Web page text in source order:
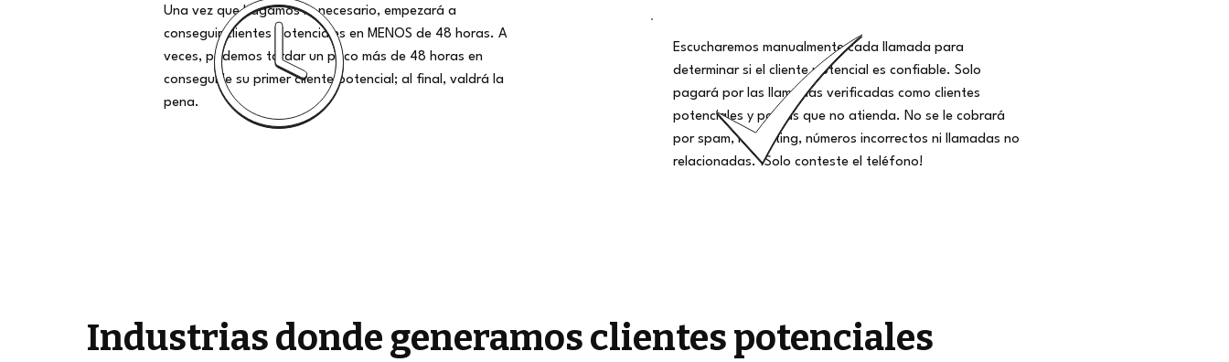
Una vez que hagamos lo necesario, empezará a
conseguir clientes potenciales en MENOS de 48 horas. A
veces, podemos tardar un poco más de 48 horas en
conseguirle su primer cliente potencial; al final, valdrá la
pena.
Escucharemos manualmente cada llamada para
determinar si el cliente potencial es confiable. Solo
pagará por las llamadas verificadas como clientes
potenciales y por las que no atienda. No se le cobrará
por spam, marketing, números incorrectos ni llamadas no
relacionadas. ¡Solo conteste el teléfono!
Industrias donde generamos clientes potenciales